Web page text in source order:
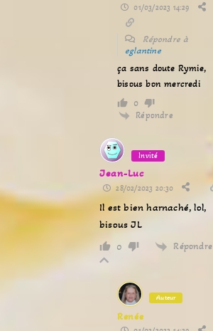
01/03/2023 14:29
Répondre à
eglantine
ça sans doute Rymie,
bisous bon mercredi
0
Répondre
Invité
Jean-Luc
28/02/2023 20:30
Il est bien harnaché, lol,
bisous JL
0 Répondre
Auteur
Renée